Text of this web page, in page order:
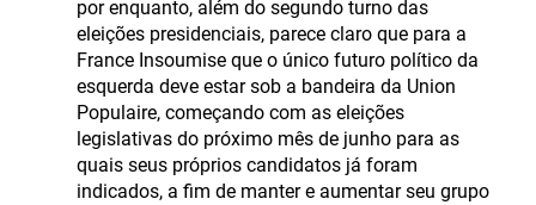
por enquanto, além do segundo turno das
eleições presidenciais, parece claro que para a
France Insoumise que o único futuro político da
esquerda deve estar sob a bandeira da Union
Populaire, começando com as eleições
legislativas do próximo mês de junho para as
quais seus próprios candidatos já foram
indicados, a fim de manter e aumentar seu grupo